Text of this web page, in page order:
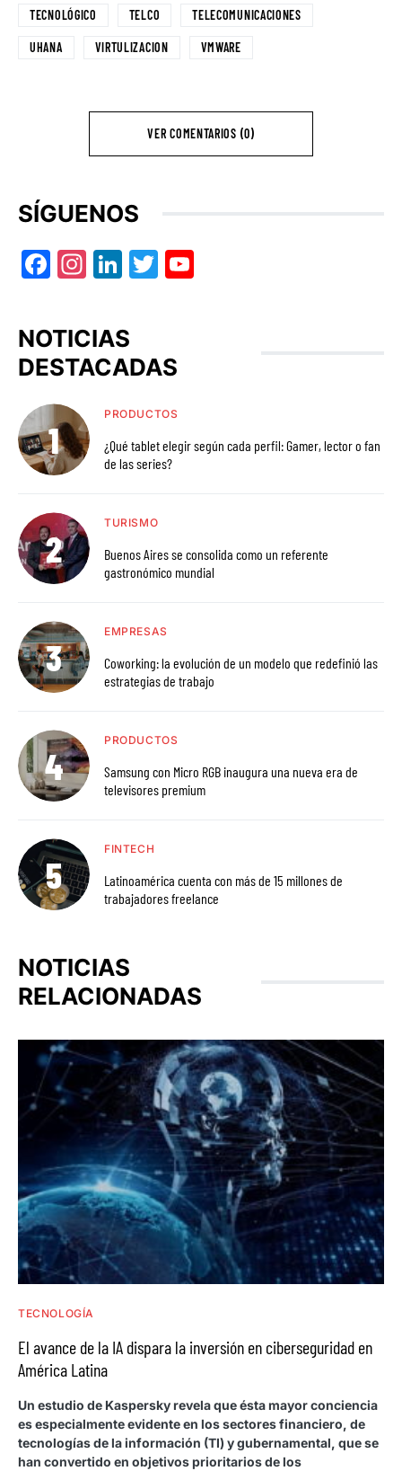
TECNOLÓGICO TELCO TELECOMUNICACIONES
UHANA VIRTULIZACION VMWARE
VER COMENTARIOS (0)
SÍGUENOS
Facebook
Instagram
LinkedIn
Twitter
NOTICIAS
DESTACADAS
PRODUCTOS
¿Qué tablet elegir según cada perfil: Gamer, lector o fan
de las series?
TURISMO
Buenos Aires se consolida como un referente
gastronómico mundial
EMPRESAS
Coworking: la evolución de un modelo que redefinió las
estrategias de trabajo
PRODUCTOS
Samsung con Micro RGB inaugura una nueva era de
televisores premium
FINTECH
Latinoamérica cuenta con más de 15 millones de
trabajadores freelance
NOTICIAS
RELACIONADAS
TECNOLOGÍA
El avance de la IA dispara la inversión en ciberseguridad en
América Latina
Un estudio de Kaspersky revela que ésta mayor conciencia
es especialmente evidente en los sectores financiero, de
tecnologías de la información (TI) y gubernamental, que se
han convertido en objetivos prioritarios de los